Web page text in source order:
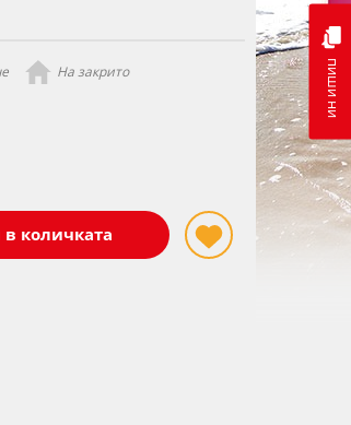
пиши ни
На закрито
количката